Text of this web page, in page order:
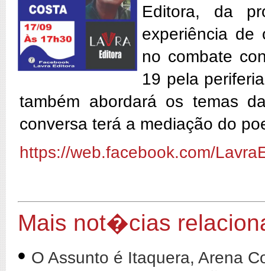
Editora, da
experiência de
no combate
19 pela
também abordará os temas
conversa terá a mediação do
https://web.facebook.com/
Mais not�cias
• O Assunto é Itaquera, Arena